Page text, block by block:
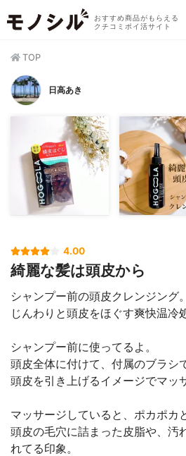
おすすめ商品がもらえる
クチコミポイ活サイト
TOP
日高あき
4.00
綺麗な髪は頭皮から
シャンプー前の頭皮クレンジング。
じんわりと頭皮をほぐす爽快温冷
シャンプー前に使ってるよ。
頭皮全体に付けて、付属のブラシ
頭皮を引き上げるイメージでマッ
マッサージしていると、ポカポカ
頭皮の毛穴に詰まった皮脂や、汚
れてる印象。